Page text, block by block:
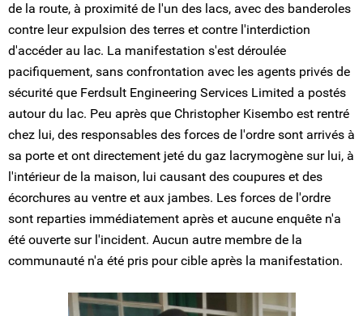
de la route, à proximité de l'un des lacs, avec des banderoles
contre leur expulsion des terres et contre l'interdiction
d'accéder au lac. La manifestation s'est déroulée
pacifiquement, sans confrontation avec les agents privés de
sécurité que Ferdsult Engineering Services Limited a postés
autour du lac. Peu après que Christopher Kisembo est rentré
chez lui, des responsables des forces de l'ordre sont arrivés à
sa porte et ont directement jeté du gaz lacrymogène sur lui, à
l'intérieur de la maison, lui causant des coupures et des
écorchures au ventre et aux jambes. Les forces de l'ordre
sont reparties immédiatement après et aucune enquête n'a
été ouverte sur l'incident. Aucun autre membre de la
communauté n'a été pris pour cible après la manifestation.